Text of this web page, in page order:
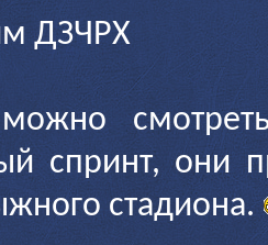
ДЗЧРХ
спринт, они
стадиона.